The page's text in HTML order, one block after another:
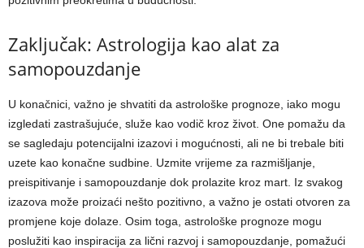
Zaključak: Astrologija kao alat za
samopouzdanje
U konačnici, važno je shvatiti da astrološke prognoze, iako mogu
izgledati zastrašujuće, služe kao vodič kroz život. One pomažu da
se sagledaju potencijalni izazovi i mogućnosti, ali ne bi trebale biti
uzete kao konačne sudbine. Uzmite vrijeme za razmišljanje,
preispitivanje i samopouzdanje dok prolazite kroz mart. Iz svakog
izazova može proizaći nešto pozitivno, a važno je ostati otvoren za
promjene koje dolaze. Osim toga, astrološke prognoze mogu
poslužiti kao inspiracija za lični razvoj i samopouzdanje, pomažući